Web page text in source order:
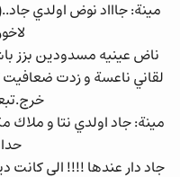
مينة: جاااد نوض اولدي
ناض عينيه مسدودين بزز
لقاني ناعسة و زدت ضعافيت
مينة: جاد اولدي نتا و ملاك
جاد دار عندها !!!! الى كانت